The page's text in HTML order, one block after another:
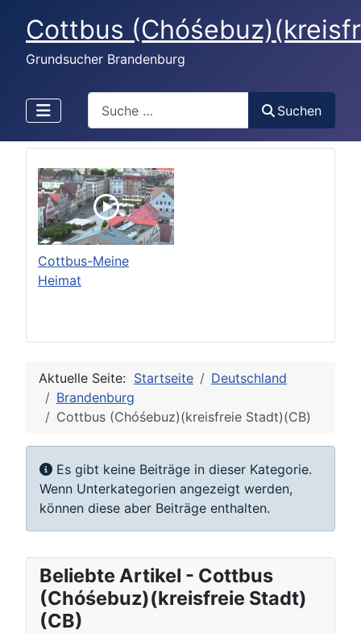
Cottbus
Grundsucher Brandenburg
Suchen
Cottbus-Meine
Heimat
Aktuelle Seite: Startseite
Deutschland
Brandenburg
Cottbus (Chóśebuz)(kreisfreie Stadt)(CB)
Information
Es gibt keine Beiträge in dieser Kategorie.
Wenn Unterkategorien angezeigt werden,
können diese aber Beiträge enthalten.
Beliebte Artikel - Cottbus
(Chóśebuz)(kreisfreie Stadt)
(CB)